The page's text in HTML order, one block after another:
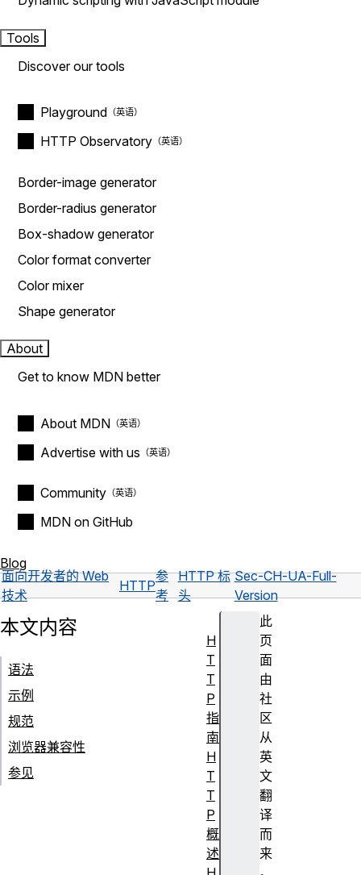
Tools
Discover our tools
Playground
HTTP Observatory
Border-image generator
Border-radius generator
Box-shadow generator
Color format converter
Color mixer
Shape generator
About
Get to know MDN better
About MDN
Advertise with us
Community
MDN on GitHub
Blog
面向开发者的 Web
技术
HTTP
参
考
HTTP 标
头
Sec-CH-UA-Full-
Version
此
页
面
由
社
区
从
英
文
翻
译
而
来
本文内容
语法
示例
规范
浏览器兼容性
参见
H
T
T
P
指
南
H
T
T
P
概
述